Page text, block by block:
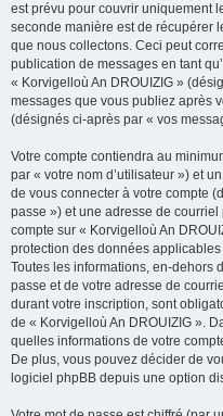
est prévu pour couvrir uniquement
seconde manière est de récupérer
que nous collectons. Ceci peut
publication de messages en tant
« Korvigelloù An DROUIZIG »
messages que vous publiez après
(désignés ci-après par « vos
Votre compte contiendra au
par « votre nom d’utilisateur ») et
de vous connecter à votre compte
passe ») et une adresse de
compte sur « Korvigelloù An
protection des données
Toutes les informations, en-dehors
passe et de votre adresse de
durant votre inscription, sont
de « Korvigelloù An DROUIZIG ».
quelles informations de votre
De plus, vous pouvez décider de
logiciel phpBB depuis une option